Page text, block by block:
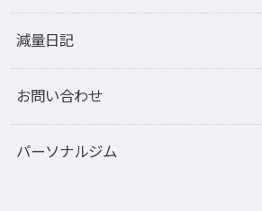
減量日記
お問い合わせ
パーソナルジム